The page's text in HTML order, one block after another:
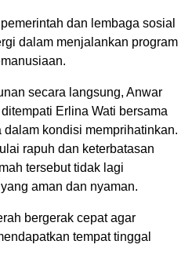
dan lembaga sosial
dalam menjalankan program
secara langsung, Anwar
Erlina Wati bersama
kondisi memprihatinkan.
rapuh dan keterbatasan
tersebut tidak lagi
aman dan nyaman.
bergerak cepat agar
tempat tinggal